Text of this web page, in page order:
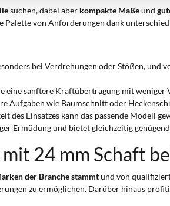
suchen, dabei aber kompakte Maßeund
Palette von Anforderungen dank
bei Verdrehungen oder Stößen, und
eine sanftere Kraftübertragung mit
Aufgaben wie Baumschnitt oder
des Einsatzes kann das passende Modell
Ermüdung und bietet gleichzeitig
24 mm Schaft
der Branche stammtund von
zu ermöglichen. Darüber hinaus